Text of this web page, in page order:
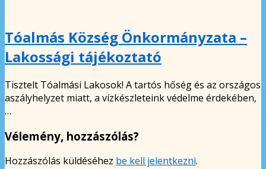
Tóalmás Község Önkormányzata –
Lakossági tájékoztató
Tisztelt Tóalmási Lakosok! A tartós hőség és az országos
aszályhelyzet miatt, a vízkészleteink védelme érdekében,
…
Vélemény, hozzászólás?
Hozzászólás küldéséhez be kell jelentkezni.